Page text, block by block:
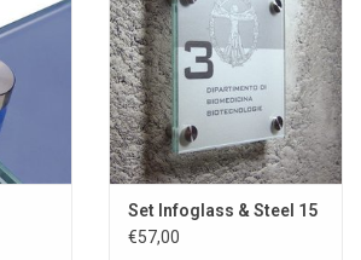
Set Infoglass & Steel 15
€57,00